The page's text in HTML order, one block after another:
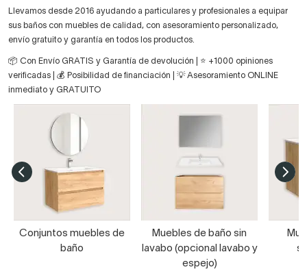
Llevamos desde 2016 ayudando a particulares y profesionales a equipar
sus baños con muebles de calidad, con asesoramiento personalizado,
envío gratuito y garantía en todos los productos.
📦 Con Envío GRATIS y Garantía de devolución | ⭐ +1000 opiniones
verificadas | 💰 Posibilidad de financiación | 💡 Asesoramiento ONLINE
inmediato y GRATUITO
Conjuntos muebles de
baño
Muebles de baño sin
lavabo (opcional lavabo y
espejo)